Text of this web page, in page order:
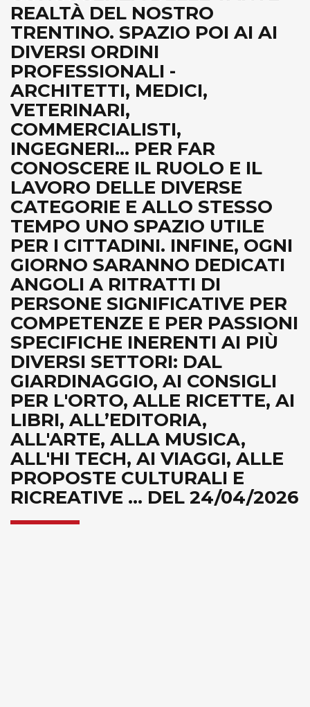
REALTÀ DEL NOSTRO
TRENTINO. SPAZIO POI AI AI
DIVERSI ORDINI
PROFESSIONALI -
ARCHITETTI, MEDICI,
VETERINARI,
COMMERCIALISTI,
INGEGNERI... PER FAR
CONOSCERE IL RUOLO E IL
LAVORO DELLE DIVERSE
CATEGORIE E ALLO STESSO
TEMPO UNO SPAZIO UTILE
PER I CITTADINI. INFINE, OGNI
GIORNO SARANNO DEDICATI
ANGOLI A RITRATTI DI
PERSONE SIGNIFICATIVE PER
COMPETENZE E PER PASSIONI
SPECIFICHE INERENTI AI PIÙ
DIVERSI SETTORI: DAL
GIARDINAGGIO, AI CONSIGLI
PER L'ORTO, ALLE RICETTE, AI
LIBRI, ALL’EDITORIA,
ALL'ARTE, ALLA MUSICA,
ALL'HI TECH, AI VIAGGI, ALLE
PROPOSTE CULTURALI E
RICREATIVE ... DEL 24/04/2026